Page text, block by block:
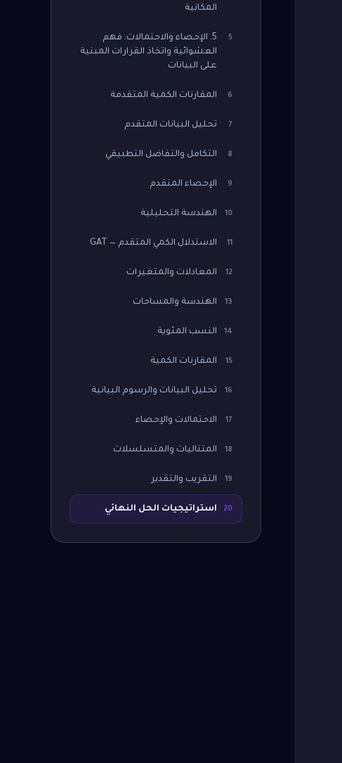
المكانية
5
5. الإحصاء والاحتمالات: فهم
العشوائية واتخاذ القرارات المبنية
على البيانات
6 المقارنات الكمية المتقدمة
7 تحليل البيانات المتقدم
8 التكامل والتفاضل التطبيقي
9 الإحصاء المتقدم
10 الهندسة التحليلية
11 الاستدلال الكمي المتقدم — GAT
12 المعادلات والمتغيرات
13 الهندسة والمساحات
14 النسب المئوية
15 المقارنات الكمية
16 تحليل البيانات والرسوم البيانية
17 الاحتمالات والإحصاء
18 المتتاليات والمتسلسلات
19 التقريب والتقدير
20 استراتيجيات الحل النهائي